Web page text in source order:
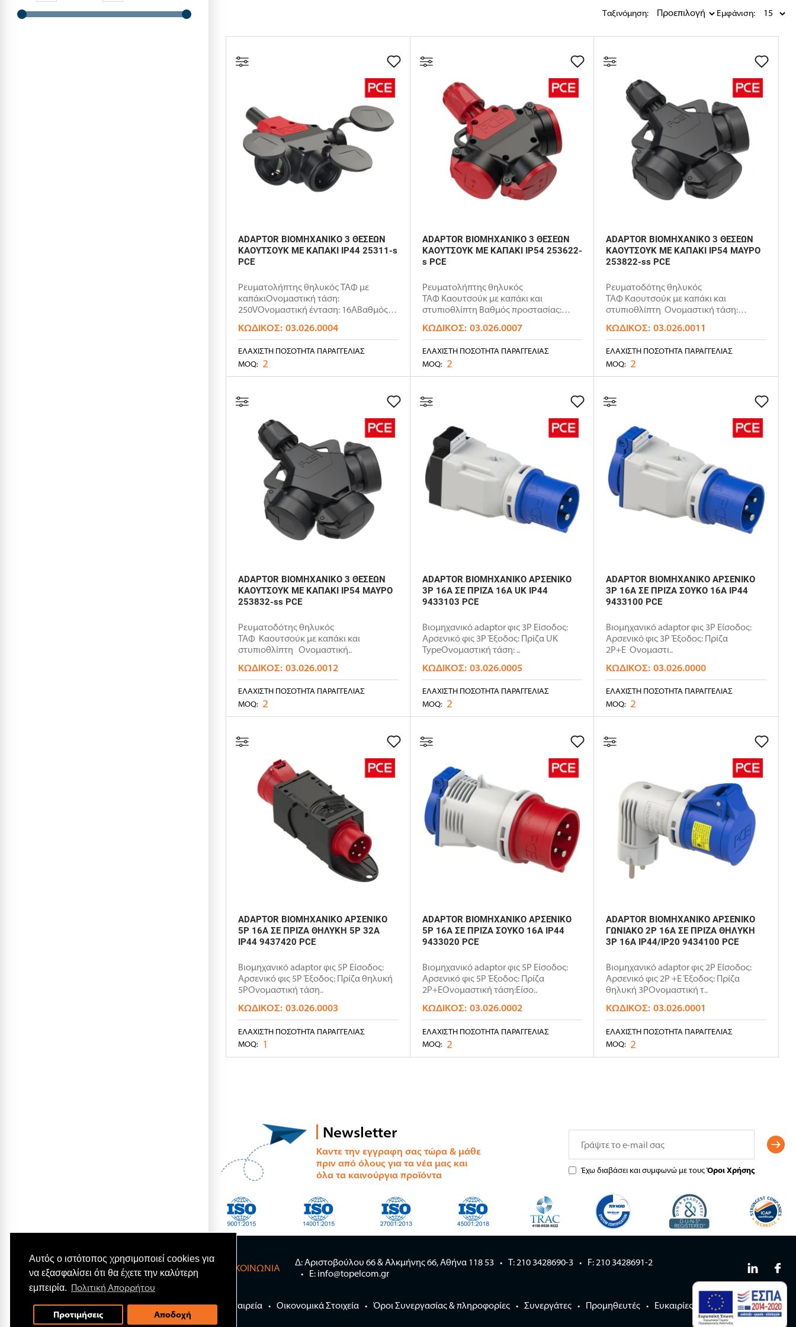
Αυτός ο ιστότοπος χρησιμοποιεί cookies για
να εξασφαλίσει ότι θα έχετε την καλύτερη
εμπειρία. Πολιτική Απορρήτου
Προτιμήσεις Αποδοχή
Ταξινόμηση: Εμφάνιση:
ADAPTOR ΒΙΟΜΗΧΑΝΙΚΟ 3 ΘΕΣΕΩΝ
ΚΑΟΥΤΣΟΥΚ ΜΕ ΚΑΠΑΚΙ IP44 25311-s
PCE
Ρευματολήπτης θηλυκός ΤΑΦ με
καπάκιΟνομαστική τάση:
250VΟνομαστική ένταση: 16ΑΒαθμός
ΚΩΔΙΚΌΣ: 03.026.0004
ΕΛΆΧΙΣΤΗ ΠΟΣΌΤΗΤΑ ΠΑΡΑΓΓΕΛΊΑΣ
MOQ: 2
ADAPTOR ΒΙΟΜΗΧΑΝΙΚΟ 3 ΘΕΣΕΩΝ
ΚΑΟΥΤΣΟΥΚ ΜΕ ΚΑΠΑΚΙ IP54 253622-
s PCE
Ρευματολήπτης θηλυκός
ΤΑΦ Καουτσούκ με καπάκι και
στυπιοθλίπτη Βαθμός προστασίας:
ΚΩΔΙΚΌΣ: 03.026.0007
ΕΛΆΧΙΣΤΗ ΠΟΣΌΤΗΤΑ ΠΑΡΑΓΓΕΛΊΑΣ
MOQ: 2
ADAPTOR ΒΙΟΜΗΧΑΝΙΚΟ 3 ΘΕΣΕΩΝ
ΚΑΟΥΤΣΟΥΚ ΜΕ ΚΑΠΑΚΙ IP54 ΜΑΥΡΟ
253822-ss PCE
Ρευματοδότης θηλυκός
ΤΑΦ Καουτσούκ με καπάκι και
στυπιοθλίπτη Ονομαστική τάση:
ΚΩΔΙΚΌΣ: 03.026.0011
ΕΛΆΧΙΣΤΗ ΠΟΣΌΤΗΤΑ ΠΑΡΑΓΓΕΛΊΑΣ
MOQ: 2
ADAPTOR ΒΙΟΜΗΧΑΝΙΚΟ 3 ΘΕΣΕΩΝ
ΚΑΟΥΤΣΟΥΚ ΜΕ ΚΑΠΑΚΙ IP54 ΜΑΥΡΟ
253832-ss PCE
Ρευματοδότης θηλυκός
ΤΑΦ Καουτσούκ με καπάκι και
στυπιοθλίπτη Ονομαστική..
ΚΩΔΙΚΌΣ: 03.026.0012
ΕΛΆΧΙΣΤΗ ΠΟΣΌΤΗΤΑ ΠΑΡΑΓΓΕΛΊΑΣ
MOQ: 2
ADAPTOR ΒΙΟΜΗΧΑΝΙΚΟ ΑΡΣΕΝΙΚΟ
3P 16Α ΣΕ ΠΡΙΖΑ 16A UK IP44
9433103 PCE
Βιομηχανικό adaptor φις 3P Είσοδος:
Αρσενικό φις 3P Έξοδος: Πρίζα UK
TypeΟνομαστική τάση: ..
ΚΩΔΙΚΌΣ: 03.026.0005
ΕΛΆΧΙΣΤΗ ΠΟΣΌΤΗΤΑ ΠΑΡΑΓΓΕΛΊΑΣ
MOQ: 2
ADAPTOR ΒΙΟΜΗΧΑΝΙΚΟ ΑΡΣΕΝΙΚΟ
3P 16Α ΣΕ ΠΡΙΖΑ ΣΟΥΚΟ 16A IP44
9433100 PCE
Βιομηχανικό adaptor φις 3P Είσοδος:
Αρσενικό φις 3P Έξοδος: Πρίζα
2P+E Ονομαστι..
ΚΩΔΙΚΌΣ: 03.026.0000
ΕΛΆΧΙΣΤΗ ΠΟΣΌΤΗΤΑ ΠΑΡΑΓΓΕΛΊΑΣ
MOQ: 2
ADAPTOR ΒΙΟΜΗΧΑΝΙΚΟ ΑΡΣΕΝΙΚΟ
5P 16Α ΣΕ ΠΡΙΖΑ ΘΗΛΥΚΗ 5P 32Α
IP44 9437420 PCE
Βιομηχανικό adaptor φις 5P Είσοδος:
Αρσενικό φις 5P Έξοδος: Πρίζα θηλυκή
5PΟνομαστική τάση..
ΚΩΔΙΚΌΣ: 03.026.0003
ΕΛΆΧΙΣΤΗ ΠΟΣΌΤΗΤΑ ΠΑΡΑΓΓΕΛΊΑΣ
MOQ: 1
ADAPTOR ΒΙΟΜΗΧΑΝΙΚΟ ΑΡΣΕΝΙΚΟ
5P 16Α ΣΕ ΠΡΙΖΑ ΣΟΥΚΟ 16A IP44
9433020 PCE
Βιομηχανικό adaptor φις 5P Είσοδος:
Αρσενικό φις 5P Έξοδος: Πρίζα
2P+EΟνομαστική τάση:Είσο..
ΚΩΔΙΚΌΣ: 03.026.0002
ΕΛΆΧΙΣΤΗ ΠΟΣΌΤΗΤΑ ΠΑΡΑΓΓΕΛΊΑΣ
MOQ: 2
ADAPTOR ΒΙΟΜΗΧΑΝΙΚΟ ΑΡΣΕΝΙΚΟ
ΓΩΝΙΑΚΟ 2P 16A ΣΕ ΠΡΙΖΑ ΘΗΛYKΗ
3P 16A IP44/IP20 9434100 PCE
Βιομηχανικό adaptor φις 2P Είσοδος:
Αρσενικό φις 2P +E Έξοδος: Πρίζα
θηλυκή 3PΟνομαστική τ..
ΚΩΔΙΚΌΣ: 03.026.0001
ΕΛΆΧΙΣΤΗ ΠΟΣΌΤΗΤΑ ΠΑΡΑΓΓΕΛΊΑΣ
MOQ: 2
Newsletter
Καντε την εγγραφη σας τώρα & μάθε
πριν από όλους για τα νέα μας και
όλα τα καινούργια προϊόντα
Έχω διαβάσει και συμφωνώ με τουςΌροι Χρήσης
ΕΠΙΚΟΙΝΩΝΊΑ Δ: Αριστοβούλου 66 & Αλκμήνης 66, Αθήνα 118 53 Τ: 210 3428690-3
F: 210 3428691-2
E: info@topelcom.gr
Η Εταιρεία Οικονομικά Στοιχεία Όροι Συνεργασίας & πληροφορίες Συνεργάτες Προμηθευτές Ευκαιρίες καριέρας Blog